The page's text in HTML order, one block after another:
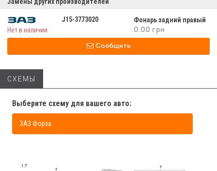
Замены других производителей
J15-3773020
Фонарь задний правый
Нет в наличии
0.00 грн
Сообщить
СХЕМЫ
Выберите схему для вашего авто:
ЗАЗ Форза